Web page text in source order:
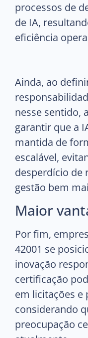
processos de
de IA,
eficiência
Ainda, ao
nesse sentido,
garantir que a
mantida de
escalável,
desperdício de
gestão bem
Maior
Por fim,
42001 se
inovação
certificação
em licitações e
considerando
preocupação